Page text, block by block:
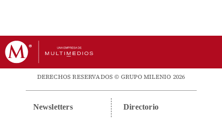
DERECHOS RESERVADOS © GRUPO MILENIO 2026
Newsletters Directorio